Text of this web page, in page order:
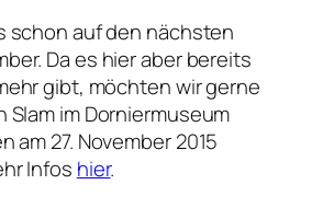
schon auf den nächsten
Da es hier aber bereits
gibt, möchten wir gerne
im Dorniermuseum
am 27. November 2015
Infos hier.